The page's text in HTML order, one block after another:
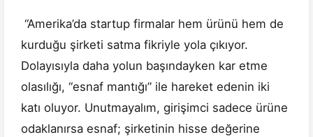
“Amerika’da startup firmalar hem ürünü hem de
kurduğu şirketi satma fikriyle yola çıkıyor.
Dolayısıyla daha yolun başındayken kar etme
olasılığı, “esnaf mantığı” ile hareket edenin iki
katı oluyor. Unutmayalım, girişimci sadece ürüne
odaklanırsa esnaf; şirketinin hisse değerine